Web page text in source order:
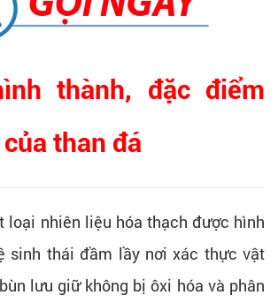
thành, đặc điểm
than đá
loại nhiên liệu hóa thạch được hình
sinh thái đầm lầy nơi xác thực vật
lưu giữ không bị ôxi hóa và phân